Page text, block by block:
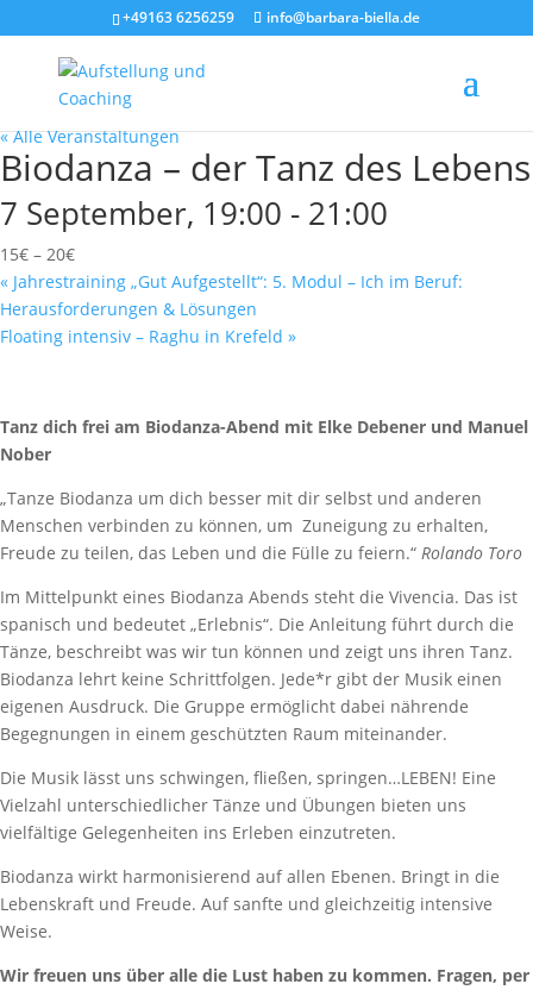
+49163 6256259 info@barbara-biella.de
« Alle Veranstaltungen
Biodanza – der Tanz des Lebens
7 September, 19:00 - 21:00
15€ – 20€
« Jahrestraining „Gut Aufgestellt“: 5. Modul – Ich im Beruf:
Herausforderungen & Lösungen
Floating intensiv – Raghu in Krefeld »
Tanz dich frei am Biodanza-Abend mit Elke Debener und Manuel
Nober
„Tanze Biodanza um dich besser mit dir selbst und anderen
Menschen verbinden zu können, um Zuneigung zu erhalten,
Freude zu teilen, das Leben und die Fülle zu feiern.“ Rolando Toro
Im Mittelpunkt eines Biodanza Abends steht die Vivencia. Das ist
spanisch und bedeutet „Erlebnis“. Die Anleitung führt durch die
Tänze, beschreibt was wir tun können und zeigt uns ihren Tanz.
Biodanza lehrt keine Schrittfolgen. Jede*r gibt der Musik einen
eigenen Ausdruck. Die Gruppe ermöglicht dabei nährende
Begegnungen in einem geschützten Raum miteinander.
Die Musik lässt uns schwingen, fließen, springen…LEBEN! Eine
Vielzahl unterschiedlicher Tänze und Übungen bieten uns
vielfältige Gelegenheiten ins Erleben einzutreten.
Biodanza wirkt harmonisierend auf allen Ebenen. Bringt in die
Lebenskraft und Freude. Auf sanfte und gleichzeitig intensive
Weise.
Wir freuen uns über alle die Lust haben zu kommen. Fragen, per